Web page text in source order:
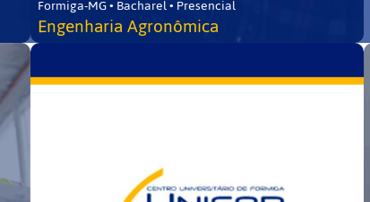
Formiga-MG • Bacharel • Presencial
Engenharia Agronômica